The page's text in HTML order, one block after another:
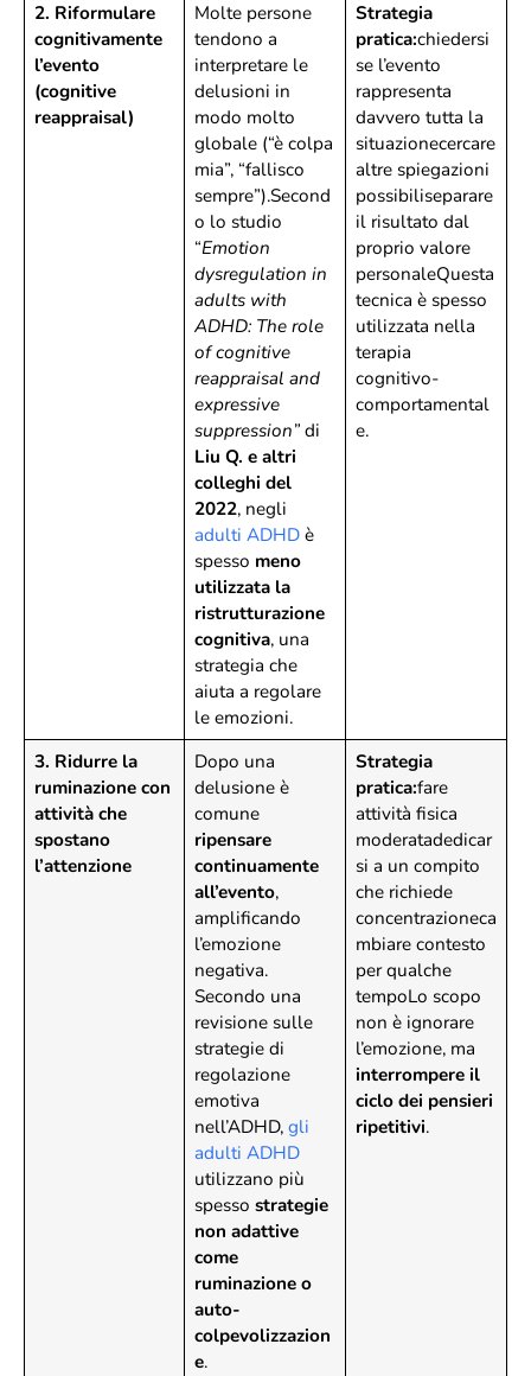
2. Riformulare
cognitivamente
l’evento
(cognitive
reappraisal)
Molte persone
tendono a
interpretare le
delusioni in
modo molto
globale (“è colpa
mia”, “fallisco
sempre”).Second
o lo studio
“Emotion
dysregulation in
adults with
ADHD: The role
of cognitive
reappraisal and
expressive
suppression”di
Liu Q. e altri
colleghi del
2022, negli
adulti ADHD è
spesso meno
utilizzata la
ristrutturazione
cognitiva, una
strategia che
aiuta a regolare
le emozioni.
Strategia
pratica:chiedersi
se l’evento
rappresenta
davvero tutta la
situazionecercare
altre spiegazioni
possibiliseparare
il risultato dal
proprio valore
personaleQuesta
tecnica è spesso
utilizzata nella
terapia
cognitivo-
comportamental
e.
3. Ridurre la
ruminazione con
attività che
spostano
l’attenzione
Dopo una
delusione è
comune
ripensare
continuamente
all’evento,
amplificando
l’emozione
negativa.
Secondo una
revisione sulle
strategie di
regolazione
emotiva
nell’ADHD, gli
adulti ADHD
utilizzano più
spesso strategie
non adattive
come
ruminazione o
auto-
colpevolizzazion
e.
Strategia
pratica:fare
attività fisica
moderatadedicar
si a un compito
che richiede
concentrazioneca
mbiare contesto
per qualche
tempoLo scopo
non è ignorare
l’emozione, ma
interrompere il
ciclo dei pensieri
ripetitivi.